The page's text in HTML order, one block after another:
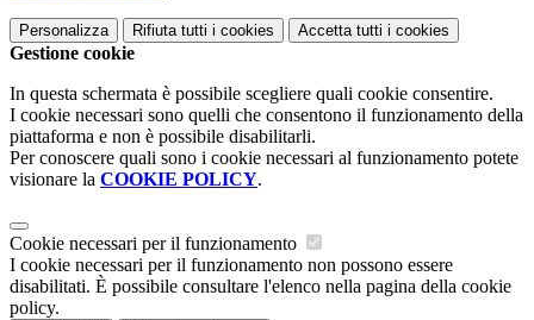
Personalizza Rifiuta tutti i cookies Accetta tutti i cookies
Gestione cookie
In questa schermata è possibile scegliere quali cookie consentire.
I cookie necessari sono quelli che consentono il funzionamento della
piattaforma e non è possibile disabilitarli.
Per conoscere quali sono i cookie necessari al funzionamento potete
visionare la COOKIE POLICY.
Cookie necessari per il funzionamento
I cookie necessari per il funzionamento non possono essere
disabilitati. È possibile consultare l'elenco nella pagina della cookie
policy.